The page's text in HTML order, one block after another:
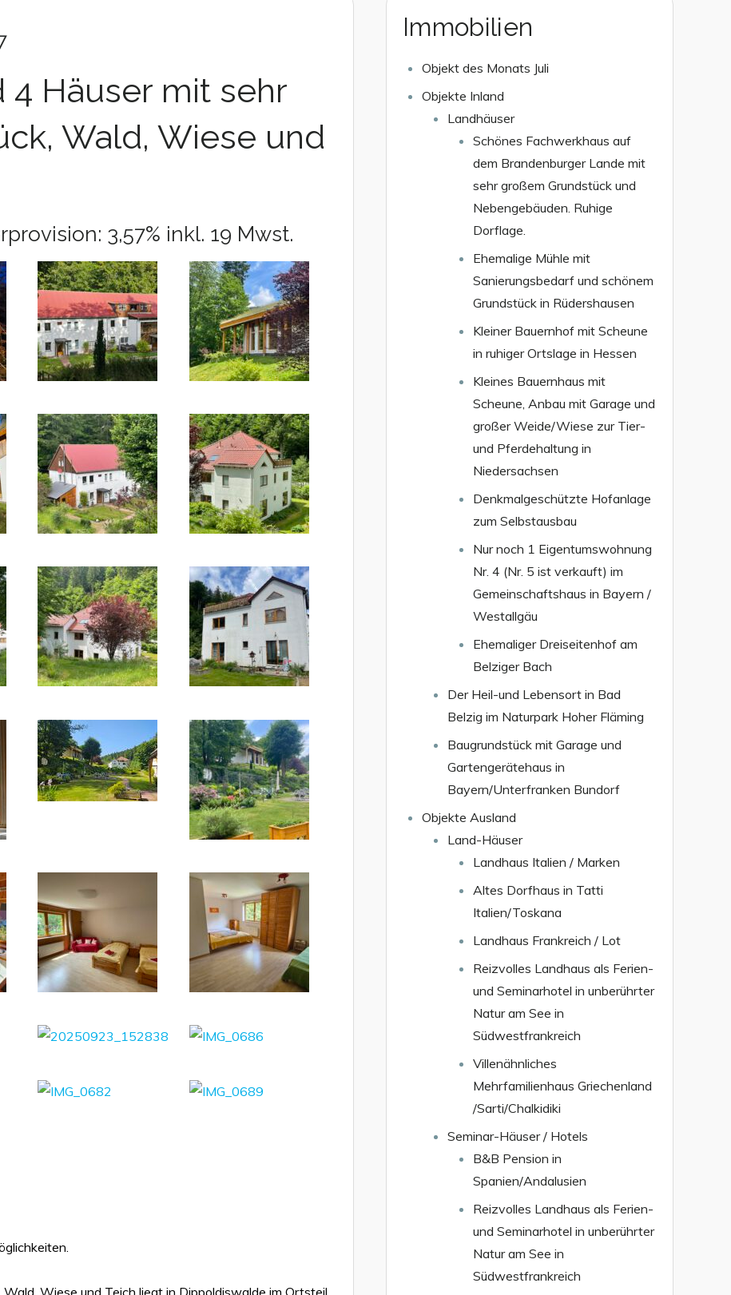
4 Häuser mit sehr
Wald, Wiese und
3,57% inkl. 19 Mwst.
Wiese und Teich liegt in Dippoldiswalde im Ortsteil
Immobilien
Objekt des Monats Juli
Objekte Inland
Landhäuser
Schönes Fachwerkhaus auf
dem Brandenburger Lande mit
sehr großem Grundstück und
Nebengebäuden. Ruhige
Dorflage.
Ehemalige Mühle mit
Sanierungsbedarf und schönem
Grundstück in Rüdershausen
Kleiner Bauernhof mit Scheune
in ruhiger Ortslage in Hessen
Kleines Bauernhaus mit
Scheune, Anbau mit Garage und
großer Weide/Wiese zur Tier-
und Pferdehaltung in
Niedersachsen
Denkmalgeschützte Hofanlage
zum Selbstausbau
Nur noch 1 Eigentumswohnung
Nr. 4 (Nr. 5 ist verkauft) im
Gemeinschaftshaus in Bayern /
Westallgäu
Ehemaliger Dreiseitenhof am
Belziger Bach
Der Heil-und Lebensort in Bad
Belzig im Naturpark Hoher Fläming
Baugrundstück mit Garage und
Gartengerätehaus in
Bayern/Unterfranken Bundorf
Objekte Ausland
Land-Häuser
Landhaus Italien / Marken
Altes Dorfhaus in Tatti
Italien/Toskana
Landhaus Frankreich / Lot
Reizvolles Landhaus als Ferien-
und Seminarhotel in unberührter
Natur am See in
Südwestfrankreich
Villenähnliches
Mehrfamilienhaus Griechenland
/Sarti/Chalkidiki
Seminar-Häuser / Hotels
B&B Pension in
Spanien/Andalusien
Reizvolles Landhaus als Ferien-
und Seminarhotel in unberührter
Natur am See in
Südwestfrankreich